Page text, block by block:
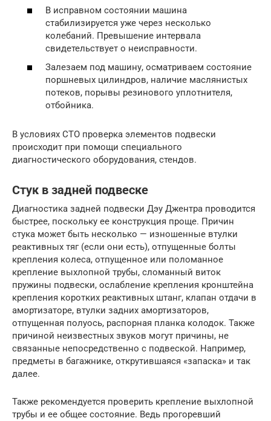
В исправном состоянии машина
стабилизируется уже через несколько
колебаний. Превышение интервала
свидетельствует о неисправности.
Залезаем под машину, осматриваем состояние
поршневых цилиндров, наличие маслянистых
потеков, порывы резинового уплотнителя,
отбойника.
В условиях СТО проверка элементов подвески
происходит при помощи специального
диагностического оборудования, стендов.
Стук в задней подвеске
Диагностика задней подвески Дэу Джентра проводится
быстрее, поскольку ее конструкция проще. Причин
стука может быть несколько — изношенные втулки
реактивных тяг (если они есть), отпущенные болты
крепления колеса, отпущенное или поломанное
крепление выхлопной трубы, сломанный виток
пружины подвески, ослабление крепления кронштейна
крепления коротких реактивных штанг, клапан отдачи в
амортизаторе, втулки задних амортизаторов,
отпущенная полуось, распорная планка колодок. Также
причиной неизвестных звуков могут причины, не
связанные непосредственно с подвеской. Например,
предметы в багажнике, открутившаяся «запаска» и так
далее.
Также рекомендуется проверить крепление выхлопной
трубы и ее общее состояние. Ведь прогоревший